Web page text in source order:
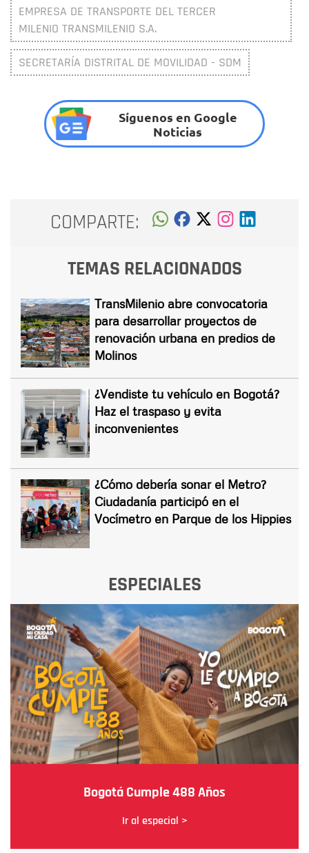
EMPRESA DE TRANSPORTE DEL TERCER
MILENIO TRANSMILENIO S.A.
SECRETARÍA DISTRITAL DE MOVILIDAD - SDM
Síguenos en Google
Noticias
COMPARTE:
TEMAS RELACIONADOS
TransMilenio abre convocatoria
para desarrollar proyectos de
renovación urbana en predios de
Molinos
¿Vendiste tu vehículo en Bogotá?
Haz el traspaso y evita
inconvenientes
¿Cómo debería sonar el Metro?
Ciudadanía participó en el
Vocímetro en Parque de los Hippies
ESPECIALES
Bogotá Cumple 488 Años
Ir al especial >